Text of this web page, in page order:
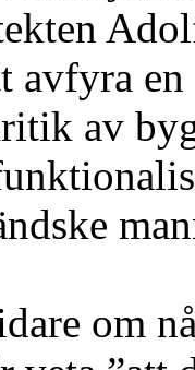
en
av
om